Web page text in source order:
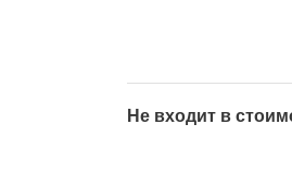
Не входит в